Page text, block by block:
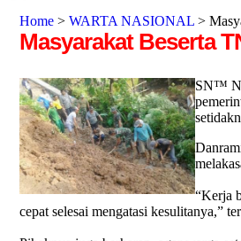
Home > WARTA NASIONAL >
Masyarakat Beserta
SN™
“Kerja
cepat selesai mengatasi kesulitanya,”